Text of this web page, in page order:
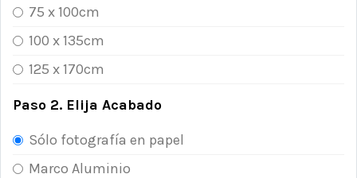
75 x 100cm
100 x 135cm
125 x 170cm
Paso 2. Elija Acabado
Sólo fotografía en papel
Marco Aluminio